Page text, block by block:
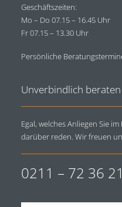
Geschäftszeiten:
Mo – Do 07.15 – 16.45 Uhr
Fr 07.15 – 13.30 Uhr
Persönliche
Unverbindlich beraten
Egal, welches Anliegen Sie
darüber reden. Wir freuen
0211 – 72 36 21